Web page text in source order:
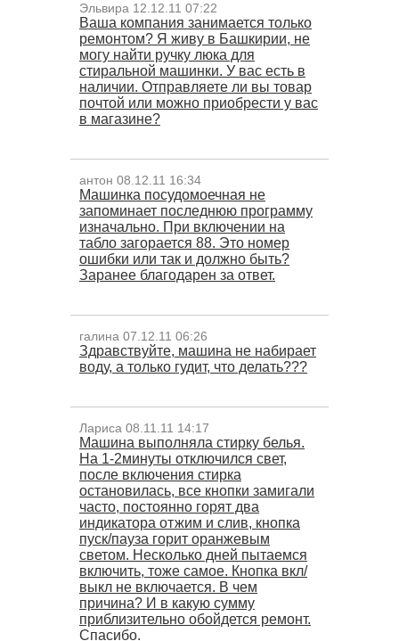
Эльвира 12.12.11 07:22
Ваша компания занимается только
ремонтом? Я живу в Башкирии, не
могу найти ручку люка для
стиральной машинки. У вас есть в
наличии. Отправляете ли вы товар
почтой или можно приобрести у вас
в магазине?
антон 08.12.11 16:34
Машинка посудомоечная не
запоминает последнюю программу
изначально. При включении на
табло загорается 88. Это номер
ошибки или так и должно быть?
Заранее благодарен за ответ.
галина 07.12.11 06:26
Здравствуйте, машина не набирает
воду, а только гудит, что делать???
Лариса 08.11.11 14:17
Машина выполняла стирку белья.
На 1-2минуты отключился свет,
после включения стирка
остановилась, все кнопки замигали
часто, постоянно горят два
индикатора отжим и слив, кнопка
пуск/пауза горит оранжевым
светом. Несколько дней пытаемся
включить, тоже самое. Кнопка вкл/
выкл не включается. В чем
причина? И в какую сумму
приблизительно обойдется ремонт.
Спасибо.